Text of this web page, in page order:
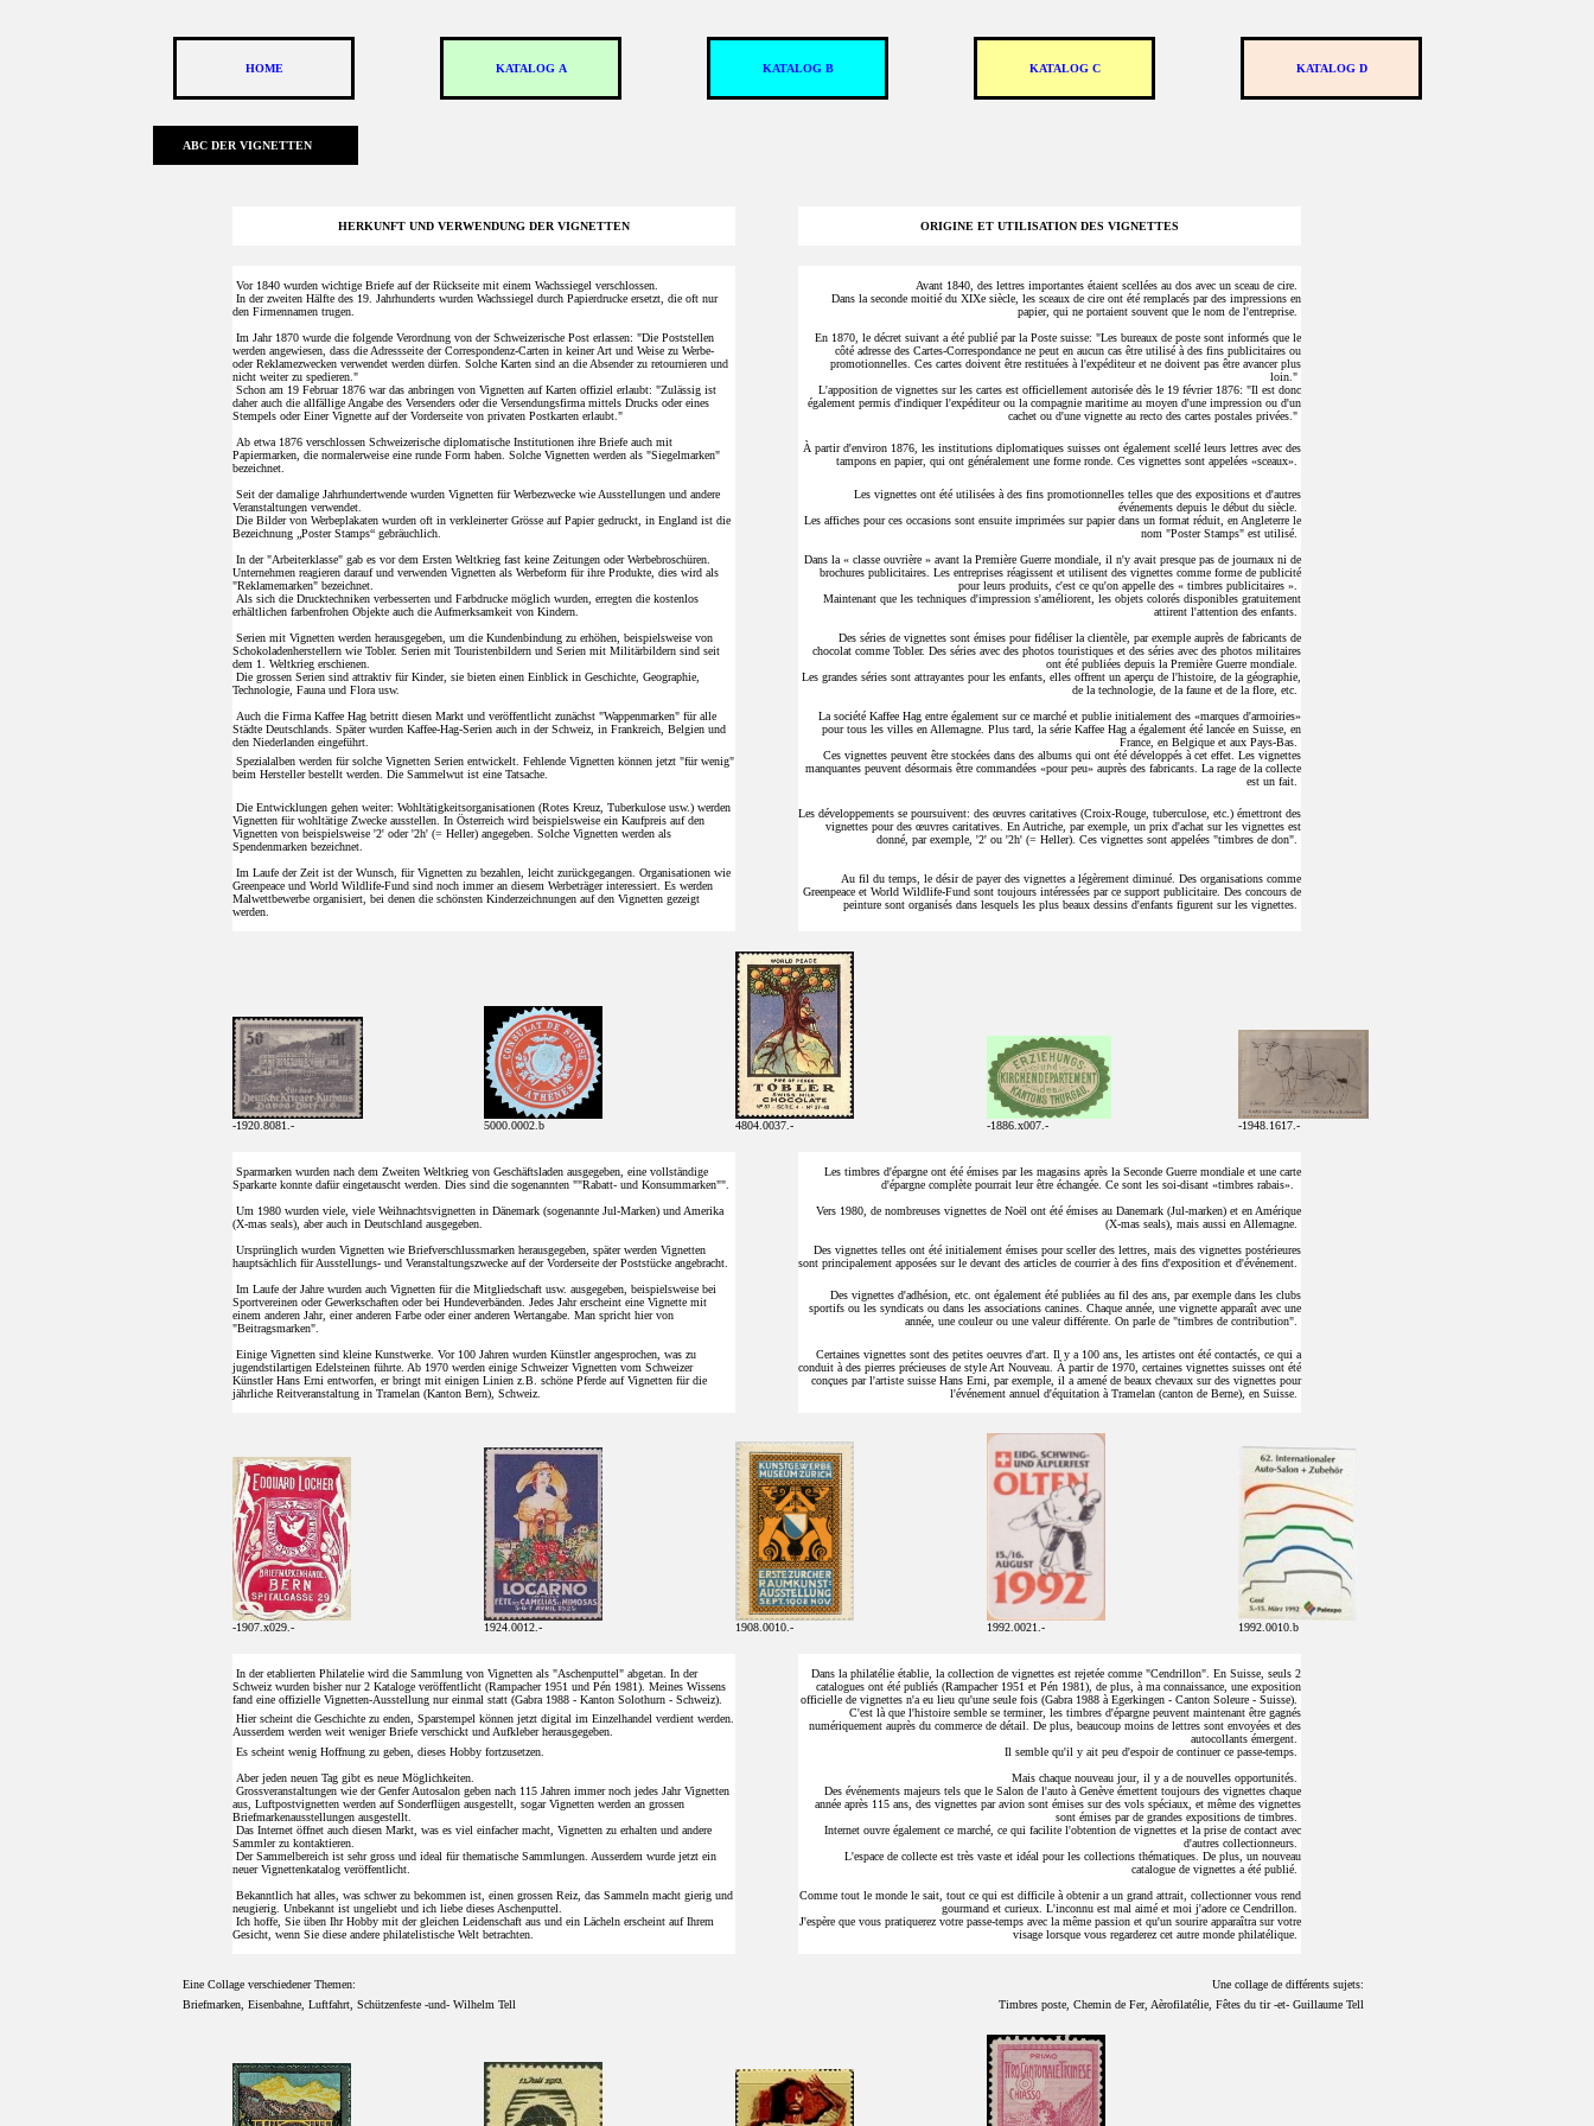
HOME KATALOG A KATALOG B KATALOG C KATALOG D
ABC DER VIGNETTEN
HERKUNFT UND VERWENDUNG DER VIGNETTEN ORIGINE ET UTILISATION DES VIGNETTES
Vor 1840 wurden wichtige Briefe auf der Rückseite mit einem Wachssiegel verschlossen.
Avant 1840, des lettres importantes étaient scellées au dos avec un sceau de cire.
In der zweiten Hälfte des 19. Jahrhunderts wurden Wachssiegel durch Papierdrucke ersetzt, die oft nur
den Firmennamen trugen.
Dans la seconde moitié du XIXe siècle, les sceaux de cire ont été remplacés par des impressions en
papier, qui ne portaient souvent que le nom de l'entreprise.
Im Jahr 1870 wurde die folgende Verordnung von der Schweizerische Post erlassen: "Die Poststellen
werden angewiesen, dass die Adressseite der Correspondenz-Carten in keiner Art und Weise zu Werbe-
oder Reklamezwecken verwendet werden dürfen. Solche Karten sind an die Absender zu retournieren und
nicht weiter zu spedieren."
En 1870, le décret suivant a été publié par la Poste suisse: "Les bureaux de poste sont informés que le
côté adresse des Cartes-Correspondance ne peut en aucun cas être utilisé à des fins publicitaires ou
promotionnelles. Ces cartes doivent être restituées à l'expéditeur et ne doivent pas être avancer plus
loin."
Schon am 19 Februar 1876 war das anbringen von Vignetten auf Karten offiziel erlaubt: "Zulässig ist
daher auch die allfällige Angabe des Versenders oder die Versendungsfirma mittels Drucks oder eines
Stempels oder Einer Vignette auf der Vorderseite von privaten Postkarten erlaubt."
L'apposition de vignettes sur les cartes est officiellement autorisée dès le 19 février 1876: "Il est donc
également permis d'indiquer l'expéditeur ou la compagnie maritime au moyen d'une impression ou d'un
cachet ou d'une vignette au recto des cartes postales privées."
Ab etwa 1876 verschlossen Schweizerische diplomatische Institutionen ihre Briefe auch mit
Papiermarken, die normalerweise eine runde Form haben. Solche Vignetten werden als "Siegelmarken"
bezeichnet.
À partir d'environ 1876, les institutions diplomatiques suisses ont également scellé leurs lettres avec des
tampons en papier, qui ont généralement une forme ronde. Ces vignettes sont appelées «sceaux».
Seit der damalige Jahrhundertwende wurden Vignetten für Werbezwecke wie Ausstellungen und andere
Veranstaltungen verwendet.
Les vignettes ont été utilisées à des fins promotionnelles telles que des expositions et d'autres
événements depuis le début du siècle.
Die Bilder von Werbeplakaten wurden oft in verkleinerter Grösse auf Papier gedruckt, in England ist die
Bezeichnung „Poster Stamps“ gebräuchlich.
Les affiches pour ces occasions sont ensuite imprimées sur papier dans un format réduit, en Angleterre le
nom "Poster Stamps" est utilisé.
In der "Arbeiterklasse" gab es vor dem Ersten Weltkrieg fast keine Zeitungen oder Werbebroschüren.
Unternehmen reagieren darauf und verwenden Vignetten als Werbeform für ihre Produkte, dies wird als
"Reklamemarken" bezeichnet.
Dans la « classe ouvrière » avant la Première Guerre mondiale, il n'y avait presque pas de journaux ni de
brochures publicitaires. Les entreprises réagissent et utilisent des vignettes comme forme de publicité
pour leurs produits, c'est ce qu'on appelle des « timbres publicitaires ».
Als sich die Drucktechniken verbesserten und Farbdrucke möglich wurden, erregten die kostenlos
erhältlichen farbenfrohen Objekte auch die Aufmerksamkeit von Kindern.
Maintenant que les techniques d'impression s'améliorent, les objets colorés disponibles gratuitement
attirent l'attention des enfants.
Serien mit Vignetten werden herausgegeben, um die Kundenbindung zu erhöhen, beispielsweise von
Schokoladenherstellern wie Tobler. Serien mit Touristenbildern und Serien mit Militärbildern sind seit
dem 1. Weltkrieg erschienen.
Des séries de vignettes sont émises pour fidéliser la clientèle, par exemple auprès de fabricants de
chocolat comme Tobler. Des séries avec des photos touristiques et des séries avec des photos militaires
ont été publiées depuis la Première Guerre mondiale.
Die grossen Serien sind attraktiv für Kinder, sie bieten einen Einblick in Geschichte, Geographie,
Technologie, Fauna und Flora usw.
Les grandes séries sont attrayantes pour les enfants, elles offrent un aperçu de l'histoire, de la géographie,
de la technologie, de la faune et de la flore, etc.
Auch die Firma Kaffee Hag betritt diesen Markt und veröffentlicht zunächst "Wappenmarken" für alle
Städte Deutschlands. Später wurden Kaffee-Hag-Serien auch in der Schweiz, in Frankreich, Belgien und
den Niederlanden eingeführt.
La société Kaffee Hag entre également sur ce marché et publie initialement des «marques d'armoiries»
pour tous les villes en Allemagne. Plus tard, la série Kaffee Hag a également été lancée en Suisse, en
France, en Belgique et aux Pays-Bas.
Spezialalben werden für solche Vignetten Serien entwickelt. Fehlende Vignetten können jetzt "für wenig"
beim Hersteller bestellt werden. Die Sammelwut ist eine Tatsache.
Ces vignettes peuvent être stockées dans des albums qui ont été développés à cet effet. Les vignettes
manquantes peuvent désormais être commandées «pour peu» auprès des fabricants. La rage de la collecte
est un fait.
Die Entwicklungen gehen weiter: Wohltätigkeitsorganisationen (Rotes Kreuz, Tuberkulose usw.) werden
Vignetten für wohltätige Zwecke ausstellen. In Österreich wird beispielsweise ein Kaufpreis auf den
Vignetten von beispielsweise '2' oder '2h' (= Heller) angegeben. Solche Vignetten werden als
Spendenmarken bezeichnet.
Les développements se poursuivent: des œuvres caritatives (Croix-Rouge, tuberculose, etc.) émettront des
vignettes pour des œuvres caritatives. En Autriche, par exemple, un prix d'achat sur les vignettes est
donné, par exemple, '2' ou '2h' (= Heller). Ces vignettes sont appelées "timbres de don".
Im Laufe der Zeit ist der Wunsch, für Vignetten zu bezahlen, leicht zurückgegangen. Organisationen wie
Greenpeace und World Wildlife-Fund sind noch immer an diesem Werbeträger interessiert. Es werden
Malwettbewerbe organisiert, bei denen die schönsten Kinderzeichnungen auf den Vignetten gezeigt
werden.
Au fil du temps, le désir de payer des vignettes a légèrement diminué. Des organisations comme
Greenpeace et World Wildlife-Fund sont toujours intéressées par ce support publicitaire. Des concours de
peinture sont organisés dans lesquels les plus beaux dessins d'enfants figurent sur les vignettes.
-1920.8081.- 5000.0002.b 4804.0037.- -1886.x007.- -1948.1617.-
Sparmarken wurden nach dem Zweiten Weltkrieg von Geschäftsladen ausgegeben, eine vollständige
Sparkarte konnte dafür eingetauscht werden. Dies sind die sogenannten ""Rabatt- und Konsummarken"".
Les timbres d'épargne ont été émises par les magasins après la Seconde Guerre mondiale et une carte
d'épargne complète pourrait leur être échangée. Ce sont les soi-disant «timbres rabais».
Um 1980 wurden viele, viele Weihnachtsvignetten in Dänemark (sogenannte Jul-Marken) und Amerika
(X-mas seals), aber auch in Deutschland ausgegeben.
Vers 1980, de nombreuses vignettes de Noël ont été émises au Danemark (Jul-marken) et en Amérique
(X-mas seals), mais aussi en Allemagne.
Ursprünglich wurden Vignetten wie Briefverschlussmarken herausgegeben, später werden Vignetten
hauptsächlich für Ausstellungs- und Veranstaltungszwecke auf der Vorderseite der Poststücke angebracht.
Des vignettes telles ont été initialement émises pour sceller des lettres, mais des vignettes postérieures
sont principalement apposées sur le devant des articles de courrier à des fins d'exposition et d'événement.
Im Laufe der Jahre wurden auch Vignetten für die Mitgliedschaft usw. ausgegeben, beispielsweise bei
Sportvereinen oder Gewerkschaften oder bei Hundeverbänden. Jedes Jahr erscheint eine Vignette mit
einem anderen Jahr, einer anderen Farbe oder einer anderen Wertangabe. Man spricht hier von
"Beitragsmarken".
Des vignettes d'adhésion, etc. ont également été publiées au fil des ans, par exemple dans les clubs
sportifs ou les syndicats ou dans les associations canines. Chaque année, une vignette apparaît avec une
année, une couleur ou une valeur différente. On parle de "timbres de contribution".
Einige Vignetten sind kleine Kunstwerke. Vor 100 Jahren wurden Künstler angesprochen, was zu
jugendstilartigen Edelsteinen führte. Ab 1970 werden einige Schweizer Vignetten vom Schweizer
Künstler Hans Erni entworfen, er bringt mit einigen Linien z.B. schöne Pferde auf Vignetten für die
jährliche Reitveranstaltung in Tramelan (Kanton Bern), Schweiz.
Certaines vignettes sont des petites oeuvres d'art. Il y a 100 ans, les artistes ont été contactés, ce qui a
conduit à des pierres précieuses de style Art Nouveau. À partir de 1970, certaines vignettes suisses ont été
conçues par l'artiste suisse Hans Erni, par exemple, il a amené de beaux chevaux sur des vignettes pour
l'événement annuel d'équitation à Tramelan (canton de Berne), en Suisse.
-1907.x029.- 1924.0012.- 1908.0010.- 1992.0021.- 1992.0010.b
In der etablierten Philatelie wird die Sammlung von Vignetten als "Aschenputtel" abgetan. In der
Schweiz wurden bisher nur 2 Kataloge veröffentlicht (Rampacher 1951 und Pén 1981). Meines Wissens
fand eine offizielle Vignetten-Ausstellung nur einmal statt (Gabra 1988 - Kanton Solothurn - Schweiz).
Dans la philatélie établie, la collection de vignettes est rejetée comme "Cendrillon". En Suisse, seuls 2
catalogues ont été publiés (Rampacher 1951 et Pén 1981), de plus, à ma connaissance, une exposition
officielle de vignettes n'a eu lieu qu'une seule fois (Gabra 1988 à Egerkingen - Canton Soleure - Suisse).
Hier scheint die Geschichte zu enden, Sparstempel können jetzt digital im Einzelhandel verdient werden.
Ausserdem werden weit weniger Briefe verschickt und Aufkleber herausgegeben.
C'est là que l'histoire semble se terminer, les timbres d'épargne peuvent maintenant être gagnés
numériquement auprès du commerce de détail. De plus, beaucoup moins de lettres sont envoyées et des
autocollants émergent.
Es scheint wenig Hoffnung zu geben, dieses Hobby fortzusetzen.
Il semble qu'il y ait peu d'espoir de continuer ce passe-temps.
Aber jeden neuen Tag gibt es neue Möglichkeiten.
Mais chaque nouveau jour, il y a de nouvelles opportunités.
Grossveranstaltungen wie der Genfer Autosalon geben nach 115 Jahren immer noch jedes Jahr Vignetten
aus, Luftpostvignetten werden auf Sonderflügen ausgestellt, sogar Vignetten werden an grossen
Briefmarkenausstellungen ausgestellt.
Des événements majeurs tels que le Salon de l'auto à Genève émettent toujours des vignettes chaque
année après 115 ans, des vignettes par avion sont émises sur des vols spéciaux, et même des vignettes
sont émises par de grandes expositions de timbres.
Das Internet öffnet auch diesen Markt, was es viel einfacher macht, Vignetten zu erhalten und andere
Sammler zu kontaktieren.
Internet ouvre également ce marché, ce qui facilite l'obtention de vignettes et la prise de contact avec
d'autres collectionneurs.
Der Sammelbereich ist sehr gross und ideal für thematische Sammlungen. Ausserdem wurde jetzt ein
neuer Vignettenkatalog veröffentlicht.
L'espace de collecte est très vaste et idéal pour les collections thématiques. De plus, un nouveau
catalogue de vignettes a été publié.
Bekanntlich hat alles, was schwer zu bekommen ist, einen grossen Reiz, das Sammeln macht gierig und
neugierig. Unbekannt ist ungeliebt und ich liebe dieses Aschenputtel.
Comme tout le monde le sait, tout ce qui est difficile à obtenir a un grand attrait, collectionner vous rend
gourmand et curieux. L'inconnu est mal aimé et moi j'adore ce Cendrillon.
Ich hoffe, Sie üben Ihr Hobby mit der gleichen Leidenschaft aus und ein Lächeln erscheint auf Ihrem
Gesicht, wenn Sie diese andere philatelistische Welt betrachten.
J'espère que vous pratiquerez votre passe-temps avec la même passion et qu'un sourire apparaîtra sur votre
visage lorsque vous regarderez cet autre monde philatélique.
Eine Collage verschiedener Themen:
Une collage de différents sujets:
Briefmarken, Eisenbahne, Luftfahrt, Schützenfeste -und- Wilhelm Tell
Timbres poste, Chemin de Fer, Aèrofilatélie, Fêtes du tir -et- Guillaume Tell